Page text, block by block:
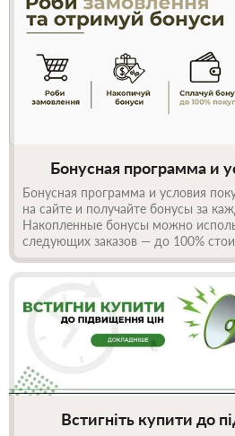
Бонусная программа и
Бонусная программа и условия
на сайте и получайте бонусы за
Накопленные бонусы можно
следующих заказов — до 100%
Встигніть купити до